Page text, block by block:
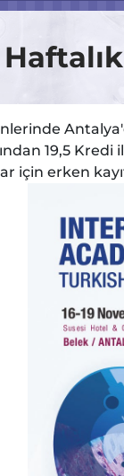
19,5
için erken